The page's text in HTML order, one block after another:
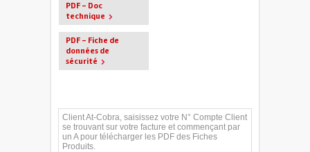
PDF - Doc
technique
PDF - Fiche de
données de
sécurité
Client At-Cobra, saisissez votre N° Compte Client
se trouvant sur votre facture et commençant par
un A pour télécharger les PDF des Fiches
Produits.